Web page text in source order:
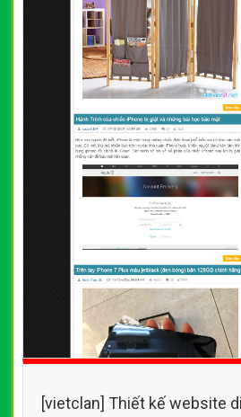
[vietclan] Thiết kế website